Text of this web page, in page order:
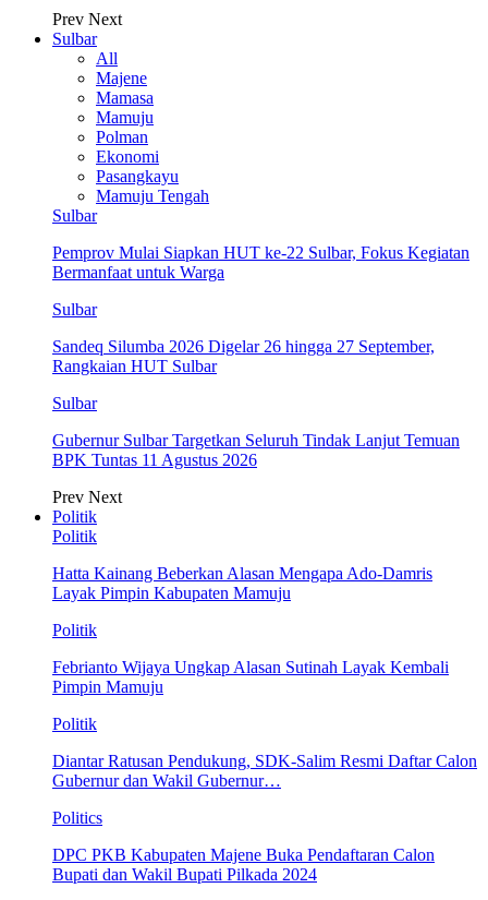
Prev Next
Sulbar
All
Majene
Mamasa
Mamuju
Polman
Ekonomi
Pasangkayu
Mamuju Tengah
Sulbar
Pemprov Mulai Siapkan HUT ke-22 Sulbar, Fokus Kegiatan
Bermanfaat untuk Warga
Sulbar
Sandeq Silumba 2026 Digelar 26 hingga 27 September,
Rangkaian HUT Sulbar
Sulbar
Gubernur Sulbar Targetkan Seluruh Tindak Lanjut Temuan
BPK Tuntas 11 Agustus 2026
Prev Next
Politik
Politik
Hatta Kainang Beberkan Alasan Mengapa Ado-Damris
Layak Pimpin Kabupaten Mamuju
Politik
Febrianto Wijaya Ungkap Alasan Sutinah Layak Kembali
Pimpin Mamuju
Politik
Diantar Ratusan Pendukung, SDK-Salim Resmi Daftar Calon
Gubernur dan Wakil Gubernur…
Politics
DPC PKB Kabupaten Majene Buka Pendaftaran Calon
Bupati dan Wakil Bupati Pilkada 2024